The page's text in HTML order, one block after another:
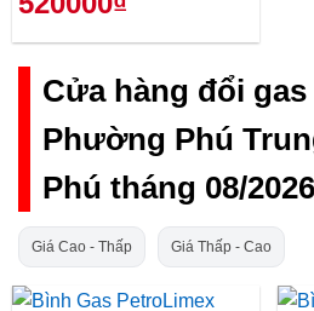
Cửa hàng đổi gas
Phường Phú
Phú tháng 08/2026
Giá Cao - Thấp Giá Thấp - Cao